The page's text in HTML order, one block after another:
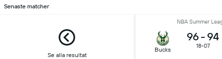
Senaste matcher
Se alla resultat
NBA Summer
Bucks
96- 94
18-07